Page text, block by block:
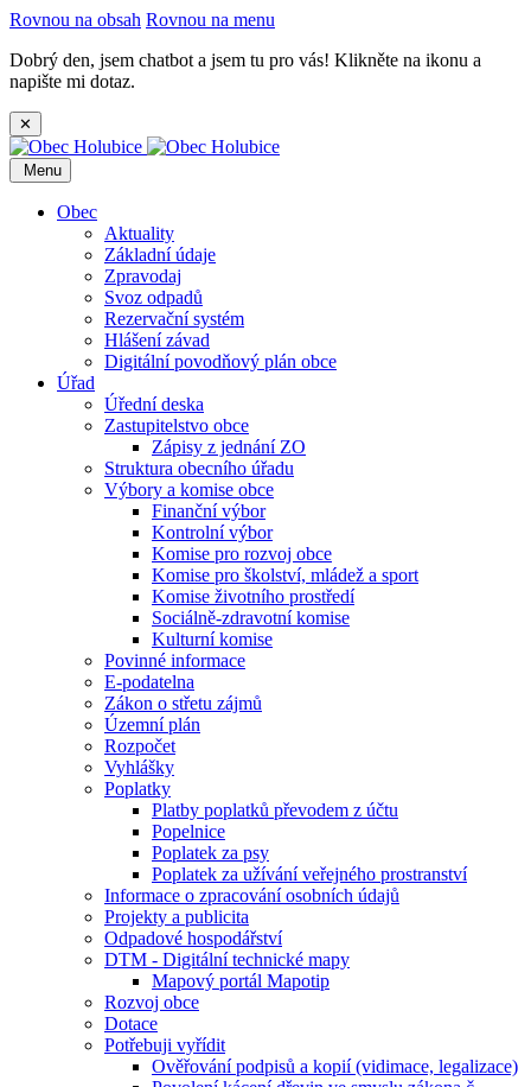
Rovnou na obsah Rovnou na menu
Dobrý den, jsem chatbot a jsem tu pro vás! Klikněte na ikonu a
napište mi dotaz.
✕
Menu
Obec
Aktuality
Základní údaje
Zpravodaj
Svoz odpadů
Rezervační systém
Hlášení závad
Digitální povodňový plán obce
Úřad
Úřední deska
Zastupitelstvo obce
Zápisy z jednání ZO
Struktura obecního úřadu
Výbory a komise obce
Finanční výbor
Kontrolní výbor
Komise pro rozvoj obce
Komise pro školství, mládež a sport
Komise životního prostředí
Sociálně-zdravotní komise
Kulturní komise
Povinné informace
E-podatelna
Zákon o střetu zájmů
Územní plán
Rozpočet
Vyhlášky
Poplatky
Platby poplatků převodem z účtu
Popelnice
Poplatek za psy
Poplatek za užívání veřejného prostranství
Informace o zpracování osobních údajů
Projekty a publicita
Odpadové hospodářství
DTM - Digitální technické mapy
Mapový portál Mapotip
Rozvoj obce
Dotace
Potřebuji vyřídit
Ověřování podpisů a kopií (vidimace, legalizace)